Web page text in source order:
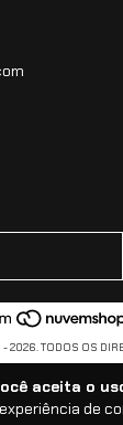
aceita o
de
2026. TODOS OS